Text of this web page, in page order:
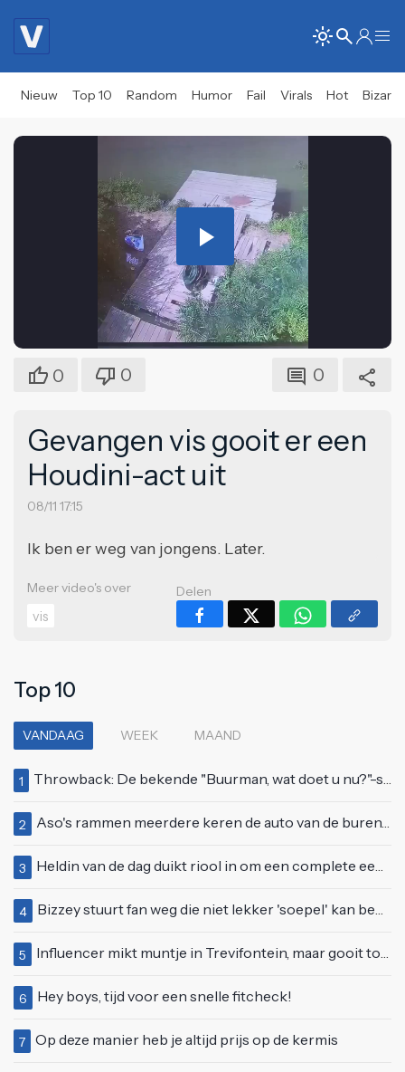
Nieuw Top 10 Random Humor Fail Virals Hot Bizar
Play
Video
0 0 0
Gevangen vis gooit er een
Houdini-act uit
08/11 17:15
Ik ben er weg van jongens. Later.
Meer video's over
vis
Delen
Top 10
VANDAAG WEEK MAAND
1 Throwback: De bekende "Buurman, wat doet u nu?"-scène uit Flodder met Tatjana Šimić
2 Aso's rammen meerdere keren de auto van de buren, maar doen alsof er niets gebeurd is
3 Heldin van de dag duikt riool in om een complete eendenfamilie te redden
4 Bizzey stuurt fan weg die niet lekker 'soepel' kan bewegen op podium
5 Influencer mikt muntje in Trevifontein, maar gooit toerist bijna knock-out
6 Hey boys, tijd voor een snelle fitcheck!
7 Op deze manier heb je altijd prijs op de kermis